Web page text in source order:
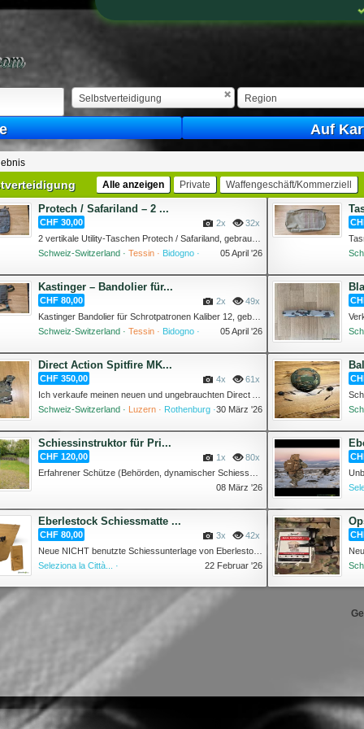
Selbstverteidigung Region
Auf
Alle anzeigen Private Waffengeschäft/Kommerziell
Protech / Safariland – 2 ...
CHF 30,00 32x
2x
2 vertikale Utility-Taschen Protech / Safariland, gebraucht ...
Schweiz-Switzerland · Tessin · Bidogno · 05 April '26
Kastinger – Bandolier für...
CHF 80,00 49x
2x
Kastinger Bandolier für Schrotpatronen Kaliber 12, gebraucht...
Schweiz-Switzerland · Tessin · Bidogno · 05 April '26
Direct Action Spitfire MK...
CHF 350,00 61x
4x
Schweiz-Switzerland · Luzern · Rothenburg ·30 März '26
Schiessinstruktor für Pri...
CHF 120,00 80x
1x
08 März '26
Eberlestock Schiessmatte ...
CHF 80,00 42x
3x
Neue NICHT benutzte Schiessunterlage von Eberlestock. Die le...
Seleziona la Città... ·
22 Februar '26